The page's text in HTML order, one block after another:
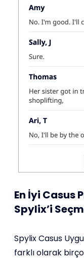
En İyi Casus
Spylix’i
Spylix Casus
farklı olarak